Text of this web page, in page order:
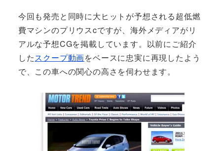
今回も発売と同時に大ヒットが予想される超低燃
費マシンのプリウスcですが、海外メディアがリ
アルな予想CGを掲載しています。以前にご紹介
したスクープ動画をベースに忠実に再現したよう
で、この車への関心の高さを伺わせます。